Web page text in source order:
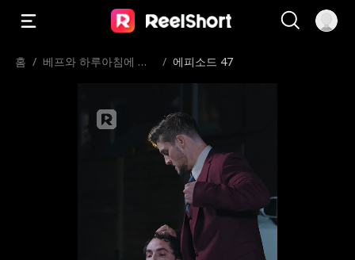
홈 / 베프와 하루아침에 신
/ 에피소드 47